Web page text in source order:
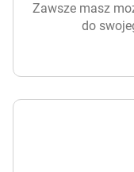
Zawsze masz
do